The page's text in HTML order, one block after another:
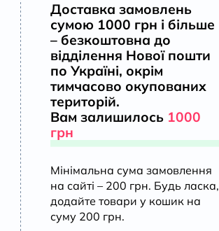
Доставка замовлень
сумою 1000 грн і більше
– безкоштовна до
відділення Нової пошти
по Україні, окрім
тимчасово окупованих
територій.
Вам залишилось 1000
грн
Мінімальна сума замовлення
на сайті – 200 грн. Будь ласка,
додайте товари у кошик на
суму 200 грн.